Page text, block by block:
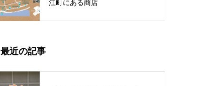
江町にある商店
最近の記事